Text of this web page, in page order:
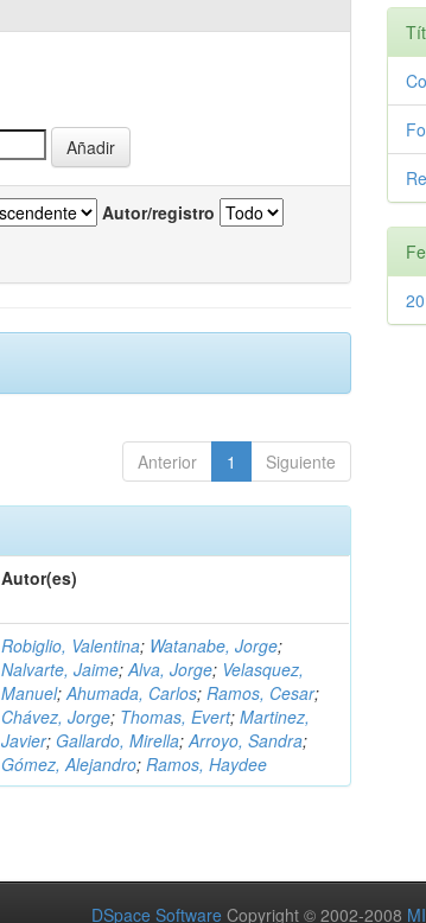
Autor/registro
Anterior 1 Siguiente
Autor(es)
Robiglio, Valentina; Watanabe, Jorge;
Nalvarte, Jaime;Alva, Jorge; Velasquez,
Manuel;Ahumada, Carlos;Ramos, Cesar;
Chávez, Jorge; Thomas, Evert;Martinez,
Javier; Gallardo, Mirella;Arroyo, Sandra;
Gómez, Alejandro;Ramos, Haydee
DSpace Software Copyright © 2002-2008